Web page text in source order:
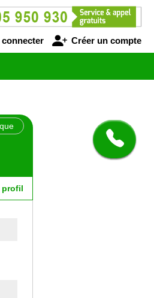
connecter Créer un compte
profil